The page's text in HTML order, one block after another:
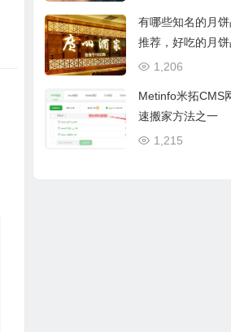
有哪些知名的月
推荐，好吃的月
1,206
Metinfo米拓CMS
速搬家方法之一
1,215